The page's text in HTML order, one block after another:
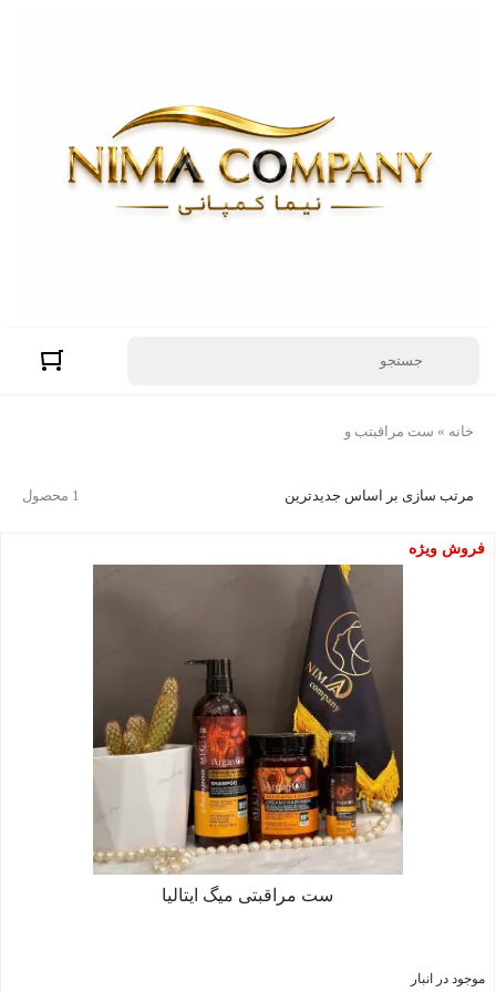
خانه » ست مراقبتب و
1 محصول مرتب سازی بر اساس جدیدترین
فروش ویژه
ست مراقبتی میگ ایتالیا
موجود در انبار